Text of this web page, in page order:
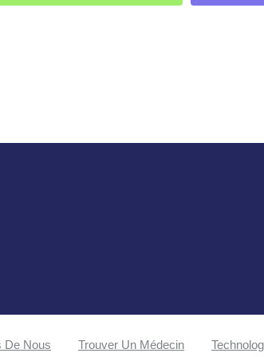
De Nous Trouver Un Médecin